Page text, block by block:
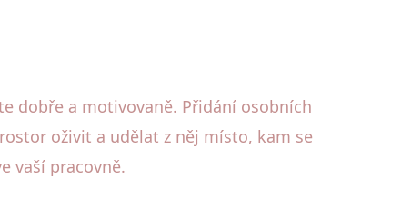
dobře a motivovaně. Přidání osobních
oživit a udělat z něj místo, kam se
vaší pracovně.